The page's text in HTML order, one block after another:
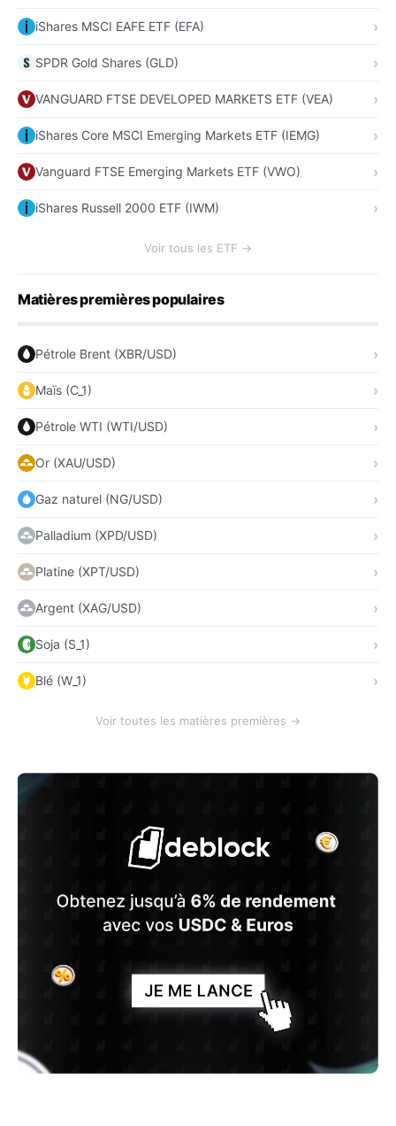
iShares MSCI EAFE ETF (EFA)
SPDR Gold Shares (GLD)
VANGUARD FTSE DEVELOPED MARKETS ETF (VEA)
iShares Core MSCI Emerging Markets ETF (IEMG)
Vanguard FTSE Emerging Markets ETF (VWO)
iShares Russell 2000 ETF (IWM)
Voir tous les ETF →
Matières premières populaires
Pétrole Brent (XBR/USD)
Maïs (C_1)
Pétrole WTI (WTI/USD)
Or (XAU/USD)
Gaz naturel (NG/USD)
Palladium (XPD/USD)
Platine (XPT/USD)
Argent (XAG/USD)
Soja (S_1)
Blé (W_1)
Voir toutes les matières premières →